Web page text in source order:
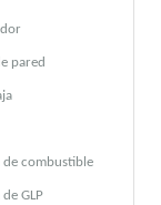
pared
combustible
GLP